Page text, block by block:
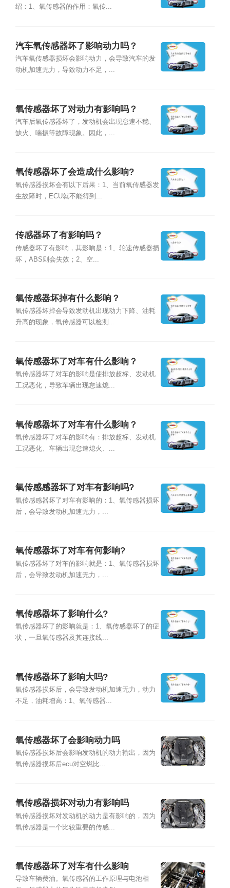
绍：1、氧传感器的作用：氧传...
汽车氧传感器坏了影响动力吗？
汽车氧传感器损坏会影响动力，会导致汽车的发
动机加速无力，导致动力不足，...
氧传感器坏了对动力有影响吗？
汽车后氧传感器坏了，发动机会出现怠速不稳、
缺火、喘振等故障现象。因此，...
氧传感器坏了会造成什么影响?
氧传感器损坏会有以下后果：1、当前氧传感器发
生故障时，ECU就不能得到...
传感器坏了有影响吗？
传感器坏了有影响，其影响是：1、轮速传感器损
坏，ABS则会失效；2、空...
氧传感器坏掉有什么影响？
氧传感器坏掉会导致发动机出现动力下降、油耗
升高的现象，氧传感器可以检测...
氧传感器坏了对车有什么影响？
氧传感器坏了对车的影响是使排放超标、发动机
工况恶化，导致车辆出现怠速熄...
氧传感器坏了对车有什么影响？
氧传感器坏了对车的影响有：排放超标、发动机
工况恶化、车辆出现怠速熄火、...
氧传感感器坏了对车有影响吗?
氧传感感器坏了对车有影响的：1、氧传感器损坏
后，会导致发动机加速无力，...
氧传感器坏了对车有何影响?
氧传感器坏了对车的影响就是：1、氧传感器损坏
后，会导致发动机加速无力，...
氧传感器坏了影响什么?
氧传感器坏了的影响就是：1、氧传感器坏了的症
状，一旦氧传感器及其连接线...
氧传感器坏了影响大吗?
氧传感器损坏后，会导致发动机加速无力，动力
不足，油耗增高：1、氧传感器...
氧传感器坏了会影响动力吗
氧传感器损坏后会影响发动机的动力输出，因为
氧传感器损坏后ecu对空燃比...
氧传感器损坏对动力有影响吗
氧传感器损坏对发动机的动力是有影响的，因为
氧传感器是一个比较重要的传感...
氧传感器坏了对车有什么影响
导致车辆费油。氧传感器的工作原理与电池相